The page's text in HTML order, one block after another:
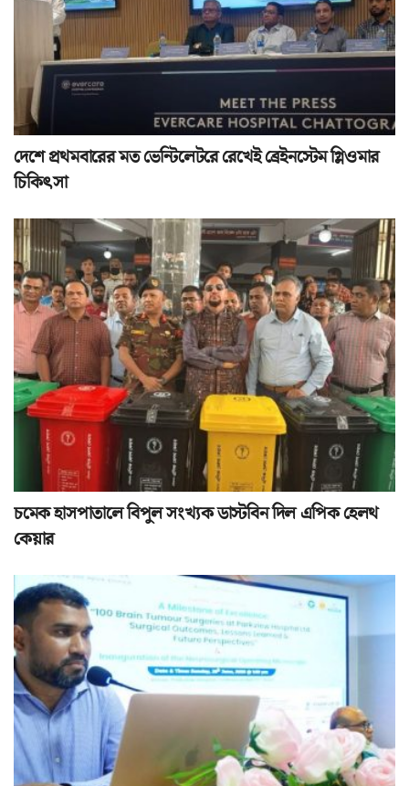
দেশে প্রথমবারের মত ভেন্টিলেটরে রেখেই ব্রেইনস্টেম গ্লিওমার
চিকিৎসা
চমেক হাসপাতালে বিপুল সংখ্যক ডাস্টবিন দিল এপিক হেলথ
কেয়ার